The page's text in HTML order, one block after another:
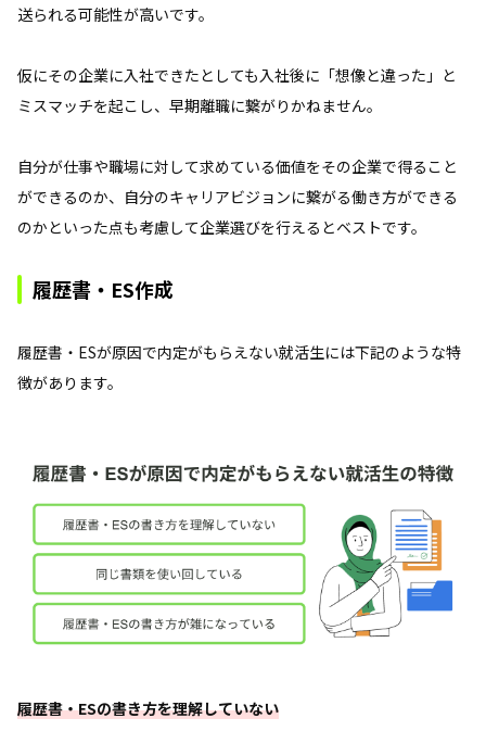
送られる可能性が高いです。
仮にその企業に入社できたとしても入社後に「想像と違った」と
ミスマッチを起こし、早期離職に繋がりかねません。
自分が仕事や職場に対して求めている価値をその企業で得ること
ができるのか、自分のキャリアビジョンに繋がる働き方ができる
のかといった点も考慮して企業選びを行えるとベストです。
履歴書・ES作成
履歴書・ESが原因で内定がもらえない就活生には下記のような特
徴があります。
履歴書・ESの書き方を理解していない